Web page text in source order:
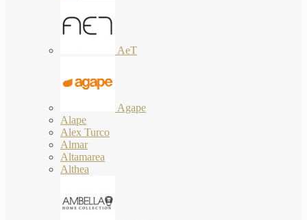
AeT
Agape
Alape
Alex Turco
Almar
Altamarea
Althea